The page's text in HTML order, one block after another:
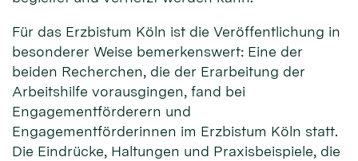
Für das Erzbistum Köln ist die Veröffentlichung in
besonderer Weise bemerkenswert: Eine der
beiden Recherchen, die der Erarbeitung der
Arbeitshilfe vorausgingen, fand bei
Engagementförderern und
Engagementförderinnen im Erzbistum Köln statt.
Die Eindrücke, Haltungen und Praxisbeispiele, die